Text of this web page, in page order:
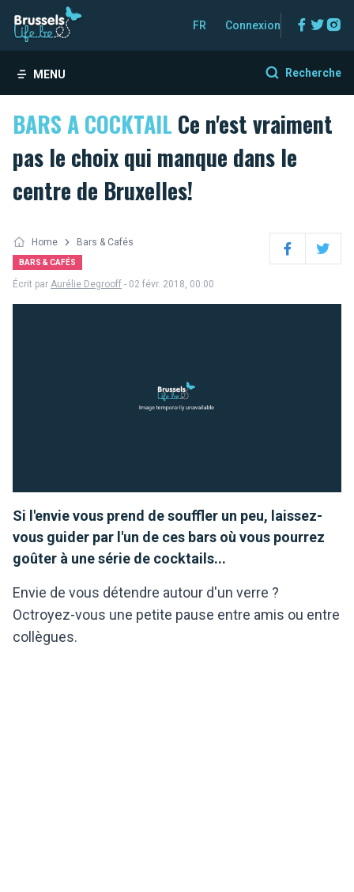
FR Connexion
MENU Recherche
BARS A COCKTAIL Ce n'est vraiment
pas le choix qui manque dans le
centre de Bruxelles!
Home Bars & Cafés
BARS & CAFÉS FacebookTwitter
Écrit par Aurélie Degrooff - 02 févr. 2018, 00:00
Si l'envie vous prend de souffler un peu, laissez-
vous guider par l'un de ces bars où vous pourrez
goûter à une série de cocktails...
Envie de vous détendre autour d'un verre ?
Octroyez-vous une petite pause entre amis ou entre
collègues.